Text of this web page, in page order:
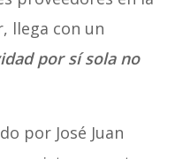
llega con un
por sí sola no
por José Juan